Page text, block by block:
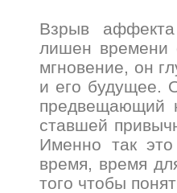
Взрыв
лишен времени
мгновение, он
и его будущее.
предвещающий
ставшей
Именно так
время, время
того чтобы